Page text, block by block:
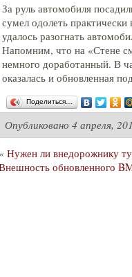
За руль автомобиля
сумел одолеть
удалось разогнать
Напомним, что на «Стене
немного доработанный. В
оказалась и обновленная
Поделиться…
Опубликовано 4 апреля,
« Нужен ли внедорожнику
обновленного